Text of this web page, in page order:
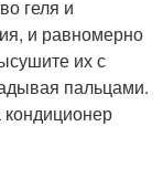
геля и
и равномерно
их с
пальцами.